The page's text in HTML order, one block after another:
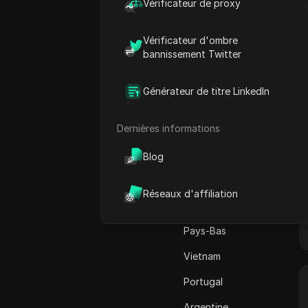
Vérificateur de proxy
Vérificateur d'ombre
bannissement Twitter
Générateur de titre LinkedIn
Dernières informations
Blog
Réseaux d'affiliation
AliExpress
Amazon
Apple Pay
États-Unis
Pakistan
Pays-Bas
Vietnam
Portugal